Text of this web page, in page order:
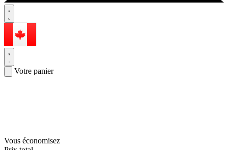
Votre panier
Vous économisez